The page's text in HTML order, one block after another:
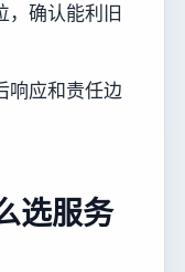
，确认能利旧
响应和责任边
选服务